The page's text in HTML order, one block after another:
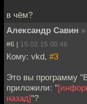
в чём?
Александр Савин »
#6 | 15.02.15 00:46
Кому: vkd, #3
Это вы программу
приложили: "
назад]"?